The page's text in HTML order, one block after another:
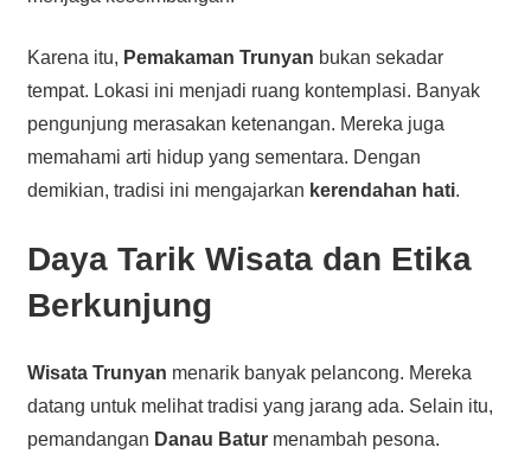
Karena itu, Pemakaman Trunyan bukan sekadar
tempat. Lokasi ini menjadi ruang kontemplasi. Banyak
pengunjung merasakan ketenangan. Mereka juga
memahami arti hidup yang sementara. Dengan
demikian, tradisi ini mengajarkan kerendahan hati.
Daya Tarik Wisata dan Etika
Berkunjung
Wisata Trunyan menarik banyak pelancong. Mereka
datang untuk melihat tradisi yang jarang ada. Selain itu,
pemandangan Danau Baturmenambah pesona.